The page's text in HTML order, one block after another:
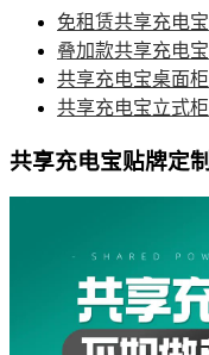
免租赁共享充电宝
叠加款共享充电宝
共享充电宝桌面柜
共享充电宝立式柜
共享充电宝贴牌定制